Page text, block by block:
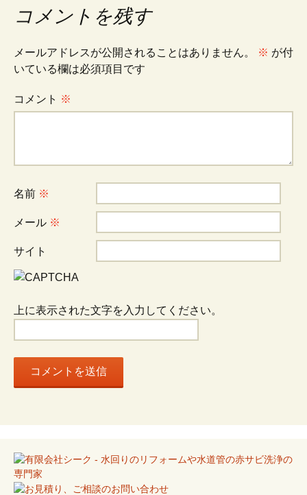
ナ
ビ
ゲ
ー
シ
ョ
ン
コメントを残す
メールアドレスが公開されることはありません。 ※ が付
いている欄は必須項目です
コメント ※
名前 ※
メール ※
サイト
上に表示された文字を入力してください。